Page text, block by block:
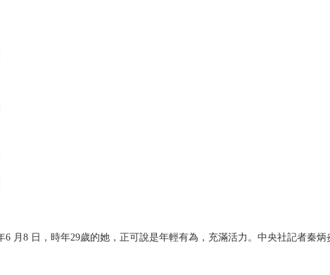
月8 日，時年29歲的她，正可說是年輕有為，充滿活力。中央社記者秦炳